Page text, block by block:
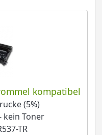
kompatibel
(5%)
kein Toner
TR